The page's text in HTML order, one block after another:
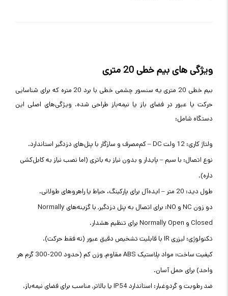
ویژگی های بیم خطی 20 متری
بیم خطی 20 متری یه سنسور چشمی خطی با برد 20 متره که برای شناسایی
حرکت یا عبور در فضای باز یا نیمه‌باز طراحی شده. ویژگی‌های اصلی این
دستگاه شامل:
ولتاژ کاری: 12 ولت DC – کم‌مصرف و سازگار با پنل‌های دزدگیر استاندارد.
نوع اتصال: با سیم – پایدار و بدون نیاز به باتری (اما نصب نیاز به کابل‌کشی
داره).
طول دید: 20 متر – ایده‌آل برای پارکینگ، حیاط یا راهروهای طولانی.
دو زون NC و NO: برای اتصال به پنل دزدگیر, با گزینه‌های Normally
Closed و Normally Open برای تنظیم هشدار.
تکنولوژی: لیزری IR با قابلیت تشخیص دقیق عبور (نه فقط حرکت).
کیفیت ساخت: مواد پلاستیک ABS مقاوم, وزن کم (حدود 200-300 گرم هر
واحد) برای حمل آسان.
ضد رطوبت و گردوغبار: استاندارد IP54 یا بالاتر, مناسب برای فضای نیمه‌باز.